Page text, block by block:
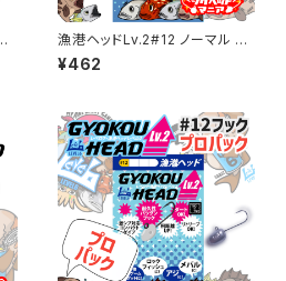
漁港ヘッドLv.2#12 ノーマル 各
サイズ【JigheadMania】
¥462